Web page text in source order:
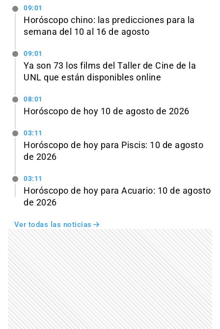
09:01
Horóscopo chino: las predicciones para la
semana del 10 al 16 de agosto
09:01
Ya son 73 los films del Taller de Cine de la
UNL que están disponibles online
08:01
Horóscopo de hoy 10 de agosto de 2026
03:11
Horóscopo de hoy para Piscis: 10 de agosto
de 2026
03:11
Horóscopo de hoy para Acuario: 10 de agosto
de 2026
Ver todas las noticias